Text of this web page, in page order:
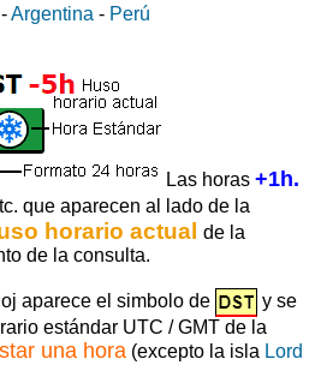
-Argentina - Perú
Las horas +1h.
que aparecen al lado de la
horario actual de la
de la consulta.
aparece el simbolo de
y se
estándar UTC / GMT de la
una hora (excepto la isla Lord